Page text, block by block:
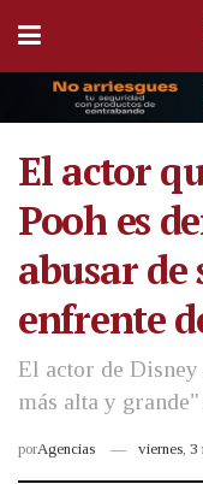
El actor
Pooh es
abusar de
enfrente
El actor de Disney
más alta y
porAgencias viernes,